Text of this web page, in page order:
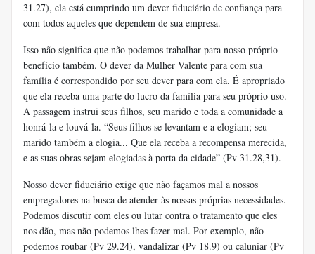
31.27), ela está cumprindo um dever fiduciário de confiança para
com todos aqueles que dependem de sua empresa.
Isso não significa que não podemos trabalhar para nosso próprio
benefício também. O dever da Mulher Valente para com sua
família é correspondido por seu dever para com ela. É apropriado
que ela receba uma parte do lucro da família para seu próprio uso.
A passagem instrui seus filhos, seu marido e toda a comunidade a
honrá-la e louvá-la. “Seus filhos se levantam e a elogiam; seu
marido também a elogia... Que ela receba a recompensa merecida,
e as suas obras sejam elogiadas à porta da cidade” (Pv 31.28,31).
Nosso dever fiduciário exige que não façamos mal a nossos
empregadores na busca de atender às nossas próprias necessidades.
Podemos discutir com eles ou lutar contra o tratamento que eles
nos dão, mas não podemos lhes fazer mal. Por exemplo, não
podemos roubar (Pv 29.24), vandalizar (Pv 18.9) ou caluniar (Pv